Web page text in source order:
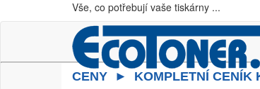
Vše, co potřebují vaše tiskárny ...
CENY ► KOMPLETNÍ CENÍK